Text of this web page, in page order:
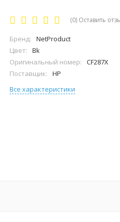
(0) Оставить
Бренд:
NetProduct
Цвет:
Bk
Оригинальный номер:
CF287X
Поставщик:
HP
Все характеристики